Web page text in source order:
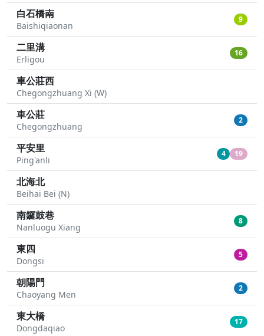
白石橋南
Baishiqiaonan
9
二里溝
Erligou
16
車公莊西
Chegongzhuang Xi (W)
車公莊
Chegongzhuang
2
平安里
Ping'anli
4 19
北海北
Beihai Bei (N)
南鑼鼓巷
Nanluogu Xiang
8
東四
Dongsi
5
朝陽門
Chaoyang Men
2
東大橋
Dongdaqiao
17